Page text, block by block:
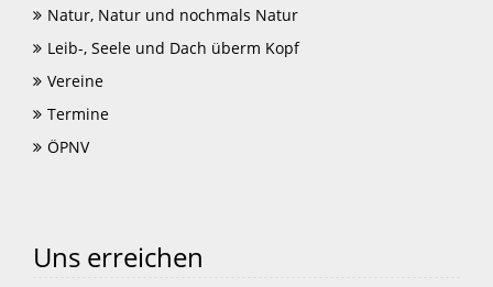
Natur, Natur und nochmals Natur
Leib-, Seele und Dach überm Kopf
Vereine
Termine
ÖPNV
Uns erreichen